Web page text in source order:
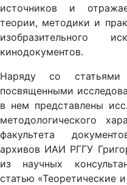
источников и
теории, методики и
изобразительного
кинодокументов.
Наряду со статьями
посвященными
в нем представлены
методологического
факультета
архивов ИАИ РГГУ
из научных
статью «Теоретические